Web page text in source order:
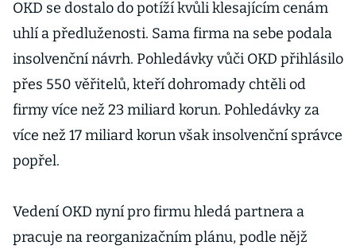
OKD se dostalo do potíží kvůli klesajícím cenám
uhlí a předluženosti. Sama firma na sebe podala
insolvenční návrh. Pohledávky vůči OKD přihlásilo
přes 550 věřitelů, kteří dohromady chtěli od
firmy více než 23 miliard korun. Pohledávky za
více než 17 miliard korun však insolvenční správce
popřel.
Vedení OKD nyní pro firmu hledá partnera a
pracuje na reorganizačním plánu, podle nějž